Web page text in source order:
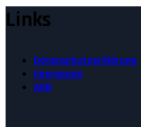
Links
Datenschutzerklärung
Impressum
AGB